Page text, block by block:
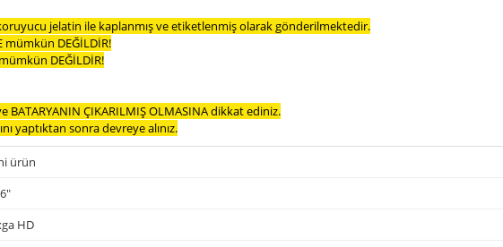
jelatin ile kaplanmış ve etiketlenmiş olarak gönderilmektedir.
DEĞİLDİR!
DEĞİLDİR!
ÇIKARILMIŞ OLMASINA dikkat ediniz.
yaptıktan sonra devreye alınız.
ürün
HD